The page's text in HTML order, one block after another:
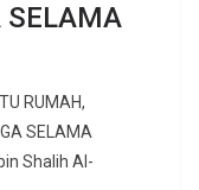
SELAMA
RUMAH,
SELAMA
Shalih Al-